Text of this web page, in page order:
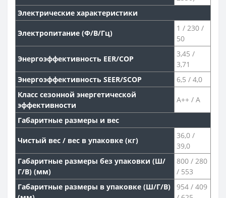
Электрические характеристики
Электропитание (Ф/В/Гц)
1 / 230 /
50
Энергоэффективность EER/COP
3,45 /
3,71
Энергоэффективность SEER/SCOP
6,5 / 4,0
Класс сезонной энергетической
эффективности
A++ / A
Габаритные размеры и вес
Чистый вес / вес в упаковке (кг)
36,0 /
39,0
Габаритные размеры без упаковки (Ш/
Г/В) (мм)
800 / 280
/ 553
Габаритные размеры в упаковке (Ш/Г/В)
954 / 409